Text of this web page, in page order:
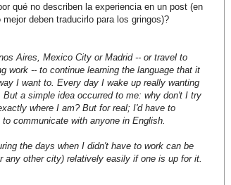
qué no describen la experiencia en un post (en
deben traducirlo para los gringos)?
Aires, Mexico City or Madrid -- or travel to
work -- to continue learning the language that it
I want to. Every day I wake up really wanting
a simple idea occurred to me: why don't I try
where I am? But for real; I'd have to
communicate with anyone in English.
the days when I didn't have to work can be
any other city) relatively easily if one is up for it.